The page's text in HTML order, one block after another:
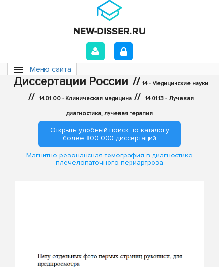
Меню сайта
Диссертации России // 14 - Медицинские науки
// 14.01.00 - Клиническая медицина // 14.01.13 - Лучевая
диагностика, лучевая терапия
Открыть удобный поиск по каталогу
более 800 000 диссертаций
Магнитно-резонансная томография в диагностике
плечелопаточного периартроза